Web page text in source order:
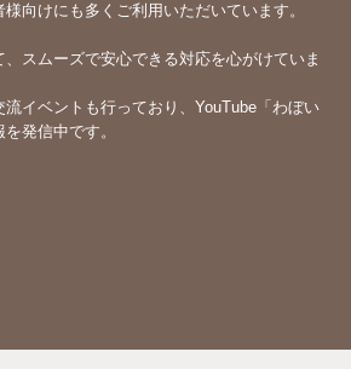
向けにも多くご利用いただいています。
スムーズで安心できる対応を心がけていま
イベントも行っており、YouTube「 わぼい
発信中です。